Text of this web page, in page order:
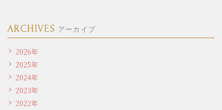
ARCHIVES アーカイブ
2026年
2025年
2024年
2023年
2022年